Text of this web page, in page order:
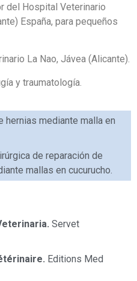
del Hospital Veterinario
España, para pequeños
La Nao, Jávea (Alicante).
y traumatología.
hernias mediante malla en
de reparación de
mallas en cucurucho.
Servet
Editions Med